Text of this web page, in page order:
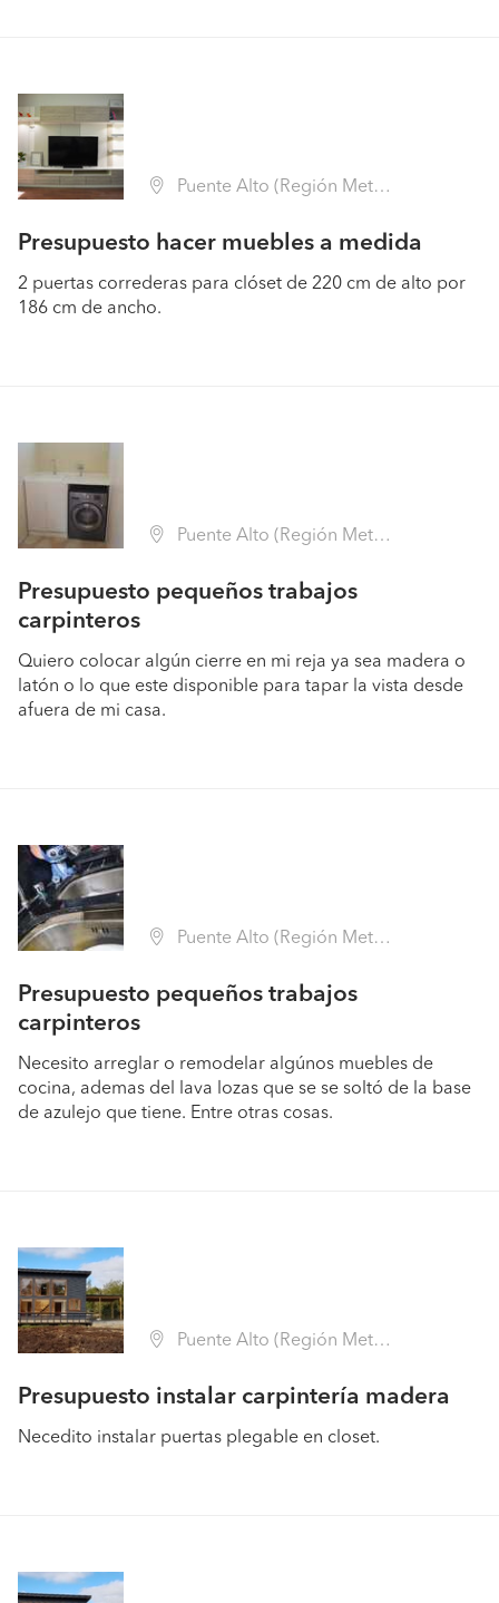
Puente Alto (Región Metropolitana - Cordillera)
Presupuesto hacer muebles a medida
2 puertas correderas para clóset de 220 cm de alto por
186 cm de ancho.
Puente Alto (Región Metropolitana - Cordillera)
Presupuesto pequeños trabajos
carpinteros
Quiero colocar algún cierre en mi reja ya sea madera o
latón o lo que este disponible para tapar la vista desde
afuera de mi casa.
Puente Alto (Región Metropolitana - Cordillera)
Presupuesto pequeños trabajos
carpinteros
Necesito arreglar o remodelar algúnos muebles de
cocina, ademas del lava lozas que se se soltó de la base
de azulejo que tiene. Entre otras cosas.
Puente Alto (Región Metropolitana - Cordillera)
Presupuesto instalar carpintería madera
Necedito instalar puertas plegable en closet.